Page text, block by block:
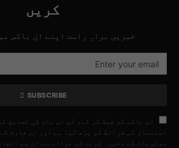
کریں
خبریں براہِ راست اپنے ان باکس
SUBSCRIBE
اس باکس کو چیک کر کے، آپ اس بات کی تصدیق
استعمال کی شرائط کو پڑھ لیا ہے اور اس فارم
معلومات کے ذخیرہ کرنے کے حوالے سے ان سے